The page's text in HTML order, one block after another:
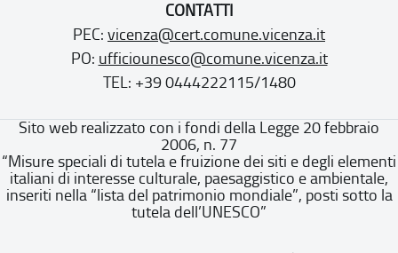
CONTATTI
PEC: vicenza@cert.comune.vicenza.it
PO: ufficiounesco@comune.vicenza.it
TEL: +39 0444222115/1480
Sito web realizzato con i fondi della Legge 20 febbraio
2006, n. 77
“Misure speciali di tutela e fruizione dei siti e degli elementi
italiani di interesse culturale, paesaggistico e ambientale,
inseriti nella “lista del patrimonio mondiale”, posti sotto la
tutela dell’UNESCO”